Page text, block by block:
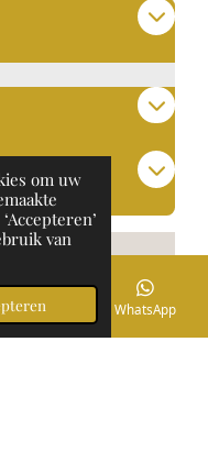
om uw
van
Instagram WhatsApp